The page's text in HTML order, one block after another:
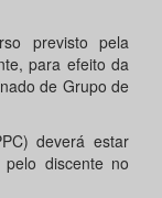
previsto pela
para efeito da
de Grupo de
deverá estar
discente no